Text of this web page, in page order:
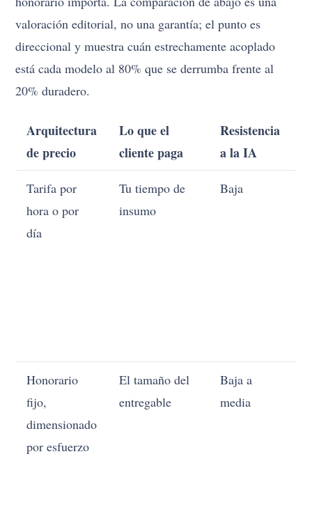
valoración editorial, no una garantía; el punto es
direccional y muestra cuán estrechamente acoplado
está cada modelo al 80% que se derrumba frente al
20% duradero.
Arquitectura
de precio
Lo que el
cliente paga
Resistencia
a la IA
Tarifa por
hora o por
día
Tu tiempo de
insumo
Baja
Honorario
fijo,
dimensionado
por esfuerzo
El tamaño del
entregable
Baja a
media